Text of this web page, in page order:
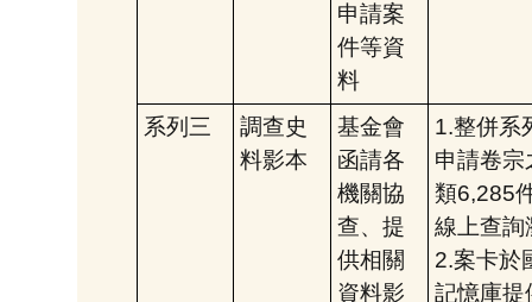
申請案
件等資
料
系列三
調查史
料影本
基金會
函請各
機關協
查、提
供相關
資料影
1.整併系
申請卷宗
類6,285
線上查詢
2.案卡於
記憶庫提